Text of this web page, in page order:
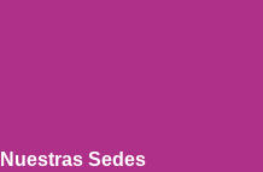
Nuestras Sedes